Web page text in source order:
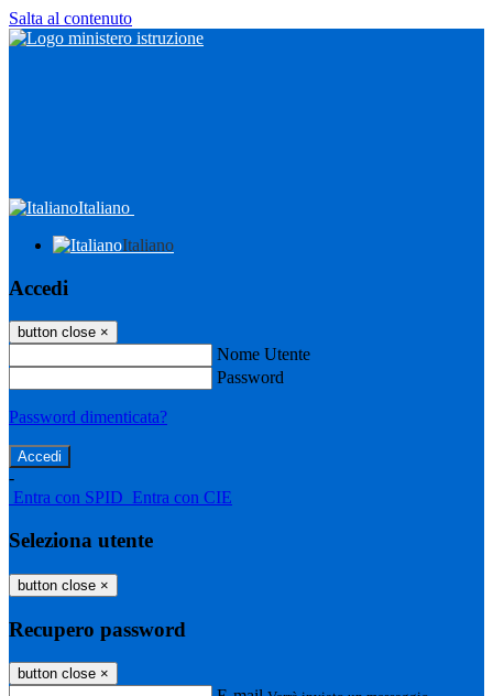
Salta al contenuto
Italiano
Italiano
Accedi
button close ×
Nome Utente
Password
Password dimenticata?
-
Entra con SPID Entra con CIE
Seleziona utente
button close ×
Recupero password
button close ×